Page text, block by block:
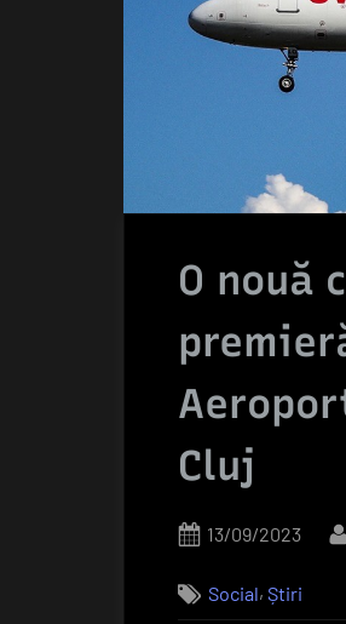
O nouă
Cluj
Posted
13/09/2023
Social, Știri